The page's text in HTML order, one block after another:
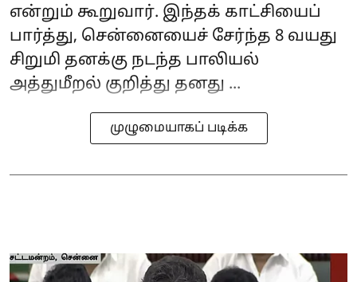
என்றும் கூறுவார். இந்தக் காட்சியைப்
பார்த்து, சென்னையைச் சேர்ந்த 8 வயது
சிறுமி தனக்கு நடந்த பாலியல்
அத்துமீறல் குறித்து தனது ...
முழுமையாகப் படிக்க